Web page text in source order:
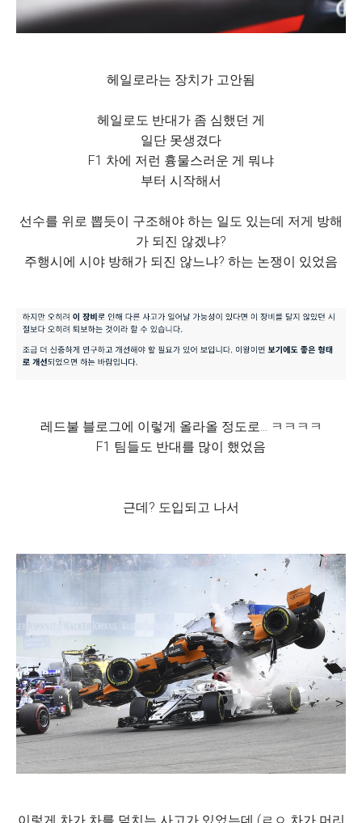
헤일로라는 장치가 고안됨
헤일로도 반대가 좀 심했던 게
일단 못생겼다
F1 차에 저런 흉물스러운 게 뭐냐
부터 시작해서
선수를 위로 뽑듯이 구조해야 하는 일도 있는데 저게 방해
가 되진 않겠냐?
주행시에 시야 방해가 되진 않느냐? 하는 논쟁이 있었음
레드불 블로그에 이렇게 올라올 정도로... ㅋㅋㅋㅋ
F1 팀들도 반대를 많이 했었음
근데? 도입되고 나서